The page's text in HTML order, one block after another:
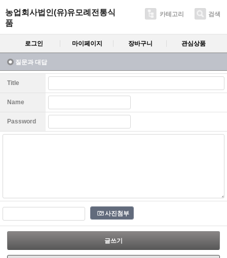
농업회사법인(유)유모례전통식
품
카테고리 검색
로그인 마이페이지 장바구니 관심상품
질문과 대답
Title
Name
Password
사진첨부
글쓰기